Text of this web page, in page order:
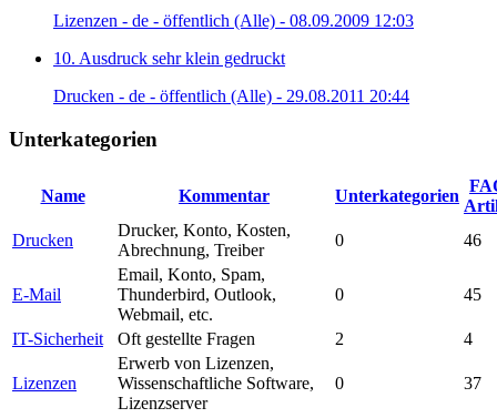
Lizenzen - de - öffentlich (Alle) - 08.09.2009 12:03
10. Ausdruck sehr klein gedruckt
Drucken - de - öffentlich (Alle) - 29.08.2011 20:44
Unterkategorien
Name Kommentar Unterkategorien
Drucken
Drucker, Konto, Kosten,
Abrechnung, Treiber
0 46
E-Mail
Email, Konto, Spam,
Thunderbird, Outlook,
Webmail, etc.
0 45
IT-Sicherheit Oft gestellte Fragen 2 4
Lizenzen
Erwerb von Lizenzen,
Wissenschaftliche Software,
Lizenzserver
0 37